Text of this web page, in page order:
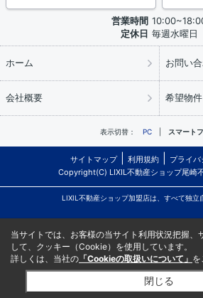
営業時間
定休日 毎週水曜日
ホーム お問い
会社概要 希望物
表示切替： PC スマート
サイトマップ 利用規約
プライ
Copyright(C) LIXIL不動産ショップ尾崎
LIXIL不動産ショップ加盟店は、すべて独立
当サイトでは、お客様の当サイト利用状況把握、
して、クッキー（Cookie）を使用しています。
詳しくは、当社の 「Cookieの取扱いについて」 を
閉じる